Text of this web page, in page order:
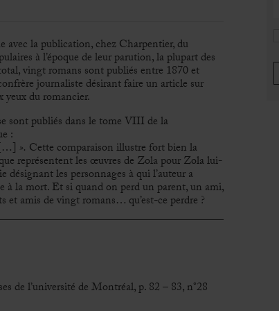
avec la publication, chez Charpentier, du
à l’époque de leur parution, la plupart des
vingt romans sont publiés entre 1870 et
journaliste désirant faire un article sur
yeux du romancier.
sont publiés dans le tome VIII de la
:
». Cette comparaison illustre fort bien la
représentent les œuvres de Zola pour Zola lui-
les personnages à qui l’auteur a
à la mort. Et si quand on perd un parent, un ami,
et amis de vingt romans… qu’est-ce perdre ?
de l’université de Montréal, p. 82 – 83, n°28